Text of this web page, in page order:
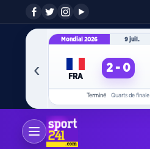
‹
Mondial 2026 9 juil.
FRA
2 - 0
Terminé Quarts de finale